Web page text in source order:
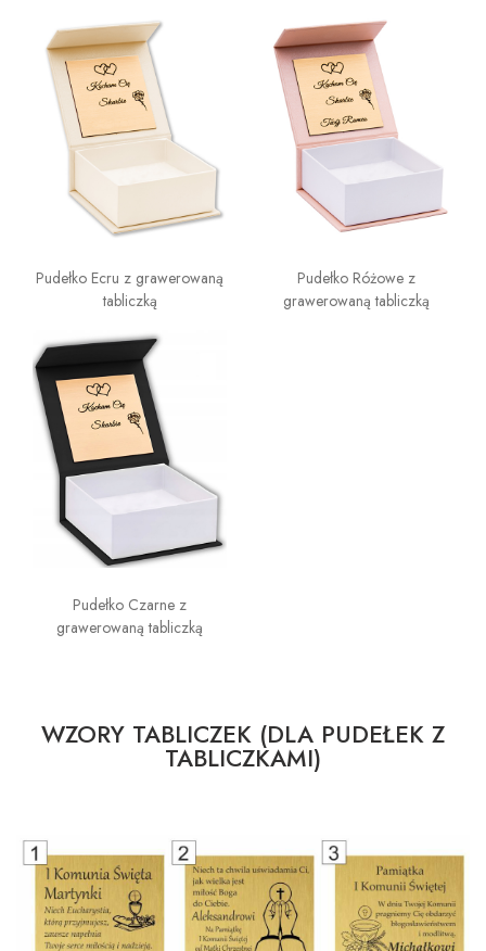
Pudełko Ecru z grawerowaną
tabliczką
Pudełko Różowe z
grawerowaną tabliczką
Pudełko Czarne z
grawerowaną tabliczką
WZORY TABLICZEK (DLA PUDEŁEK Z
TABLICZKAMI)